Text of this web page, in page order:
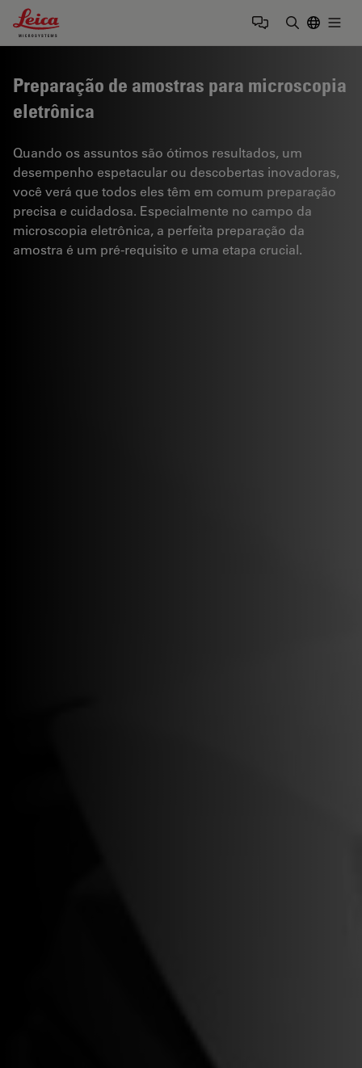
Leica Microsystems Logo
Preparação de amostras para microscopia
eletrônica
Quando os assuntos são ótimos resultados, um
desempenho espetacular ou descobertas inovadoras,
você verá que todos eles têm em comum preparação
precisa e cuidadosa. Especialmente no campo da
microscopia eletrônica, a perfeita preparação da
amostra é um pré-requisito e uma etapa crucial.